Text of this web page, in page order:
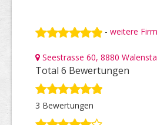
HELP Awards
Top Firmen
- weitere
Seestrasse 60, 8880
Total 6 Bewertungen
3 Bewertungen